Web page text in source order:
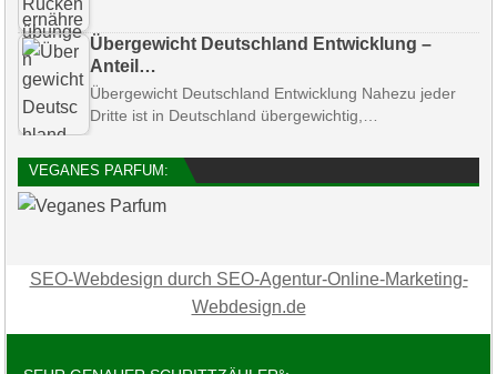
Übergewicht Deutschland Entwicklung –
Anteil…
Übergewicht Deutschland Entwicklung Nahezu jeder
Dritte ist in Deutschland übergewichtig,…
VEGANES PARFUM:
SEO-Webdesign durch SEO-Agentur-Online-Marketing-
Webdesign.de